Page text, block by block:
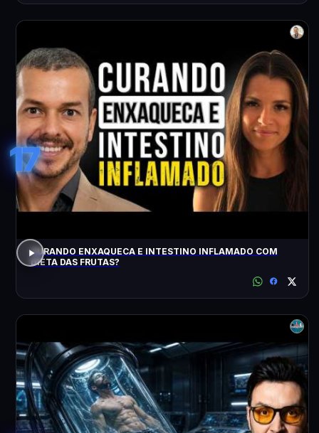
17
CURANDO ENXAQUECA E INTESTINO INFLAMADO COM
DIETA DAS FRUTAS?